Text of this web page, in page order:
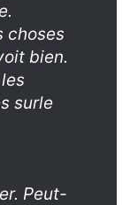
choses
bien.
surle
Peut-